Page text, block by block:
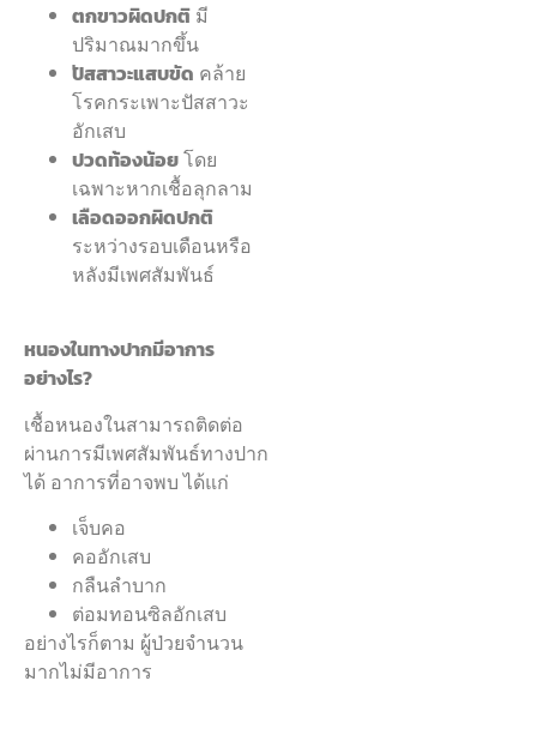
ตกขาวผิดปกติ มี
ปริมาณมากขึ้น
ปัสสาวะแสบขัด คล้าย
โรคกระเพาะปัสสาวะ
อักเสบ
ปวดท้องน้อยโดย
เฉพาะหากเชื้อลุกลาม
เลือดออกผิดปกติ
ระหว่างรอบเดือนหรือ
หลังมีเพศสัมพันธ์
หนองในทางปากมีอาการ
อย่างไร?
เชื้อหนองในสามารถติดต่อ
ผ่านการมีเพศสัมพันธ์ทางปาก
ได้ อาการที่อาจพบ ได้แก่
เจ็บคอ
คออักเสบ
กลืนลำบาก
ต่อมทอนซิลอักเสบ
อย่างไรก็ตาม ผู้ป่วยจำนวน
มากไม่มีอาการ